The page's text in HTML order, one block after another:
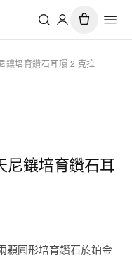
鑲培育鑽石耳環 2 克拉
尼鑲培育鑽石耳
顆圓形培育鑽石於鉑金